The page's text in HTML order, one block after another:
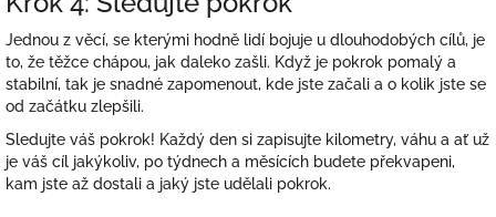
Jednou z věcí, se kterými hodně lidí bojuje u dlouhodobých cílů, je
to, že těžce chápou, jak daleko zašli. Když je pokrok pomalý a
stabilní, tak je snadné zapomenout, kde jste začali a o kolik jste se
od začátku zlepšili.
Sledujte váš pokrok! Každý den si zapisujte kilometry, váhu a ať už
je váš cíl jakýkoliv, po týdnech a měsících budete překvapeni,
kam jste až dostali a jaký jste udělali pokrok.